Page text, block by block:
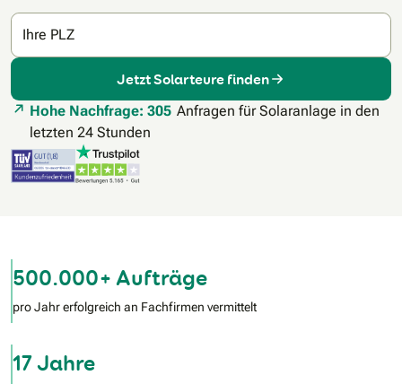
Ihre PLZ
Jetzt Solarteure finden
Hohe Nachfrage: 305 Anfragen für Solaranlage in den
letzten 24 Stunden
500.000+ Aufträge
pro Jahr erfolgreich an Fachfirmen vermittelt
17 Jahre